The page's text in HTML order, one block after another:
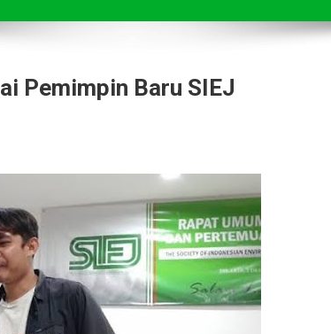
Pemimpin Baru SIEJ